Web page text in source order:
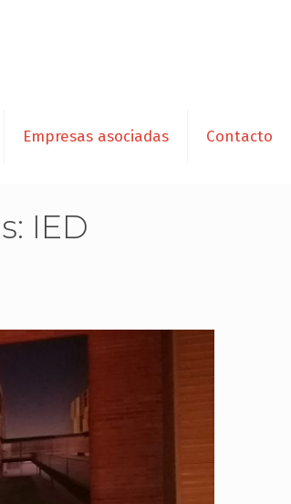
Empresas asociadas Contacto
IED